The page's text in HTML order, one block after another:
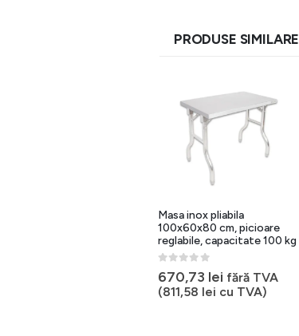
PRODUSE SIMILARE
Masa inox pliabila
100x60x80 cm, picioare
reglabile, capacitate 100 kg
0out of 5
670,73 lei fără TVA
(811,58 lei cu TVA)